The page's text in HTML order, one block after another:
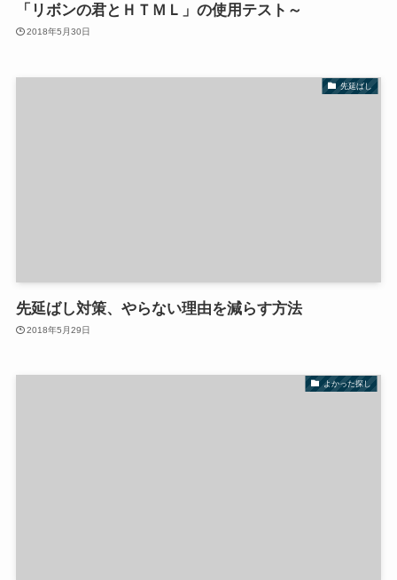
「リボンの君とＨＴＭＬ」の使用テスト～
2018年5月30日
先延ばし
先延ばし対策、やらない理由を減らす方法
2018年5月29日
よかった探し